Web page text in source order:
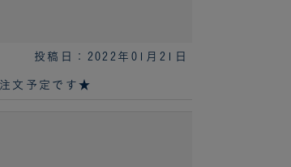
投稿日：2022年01月21日
文予定です★